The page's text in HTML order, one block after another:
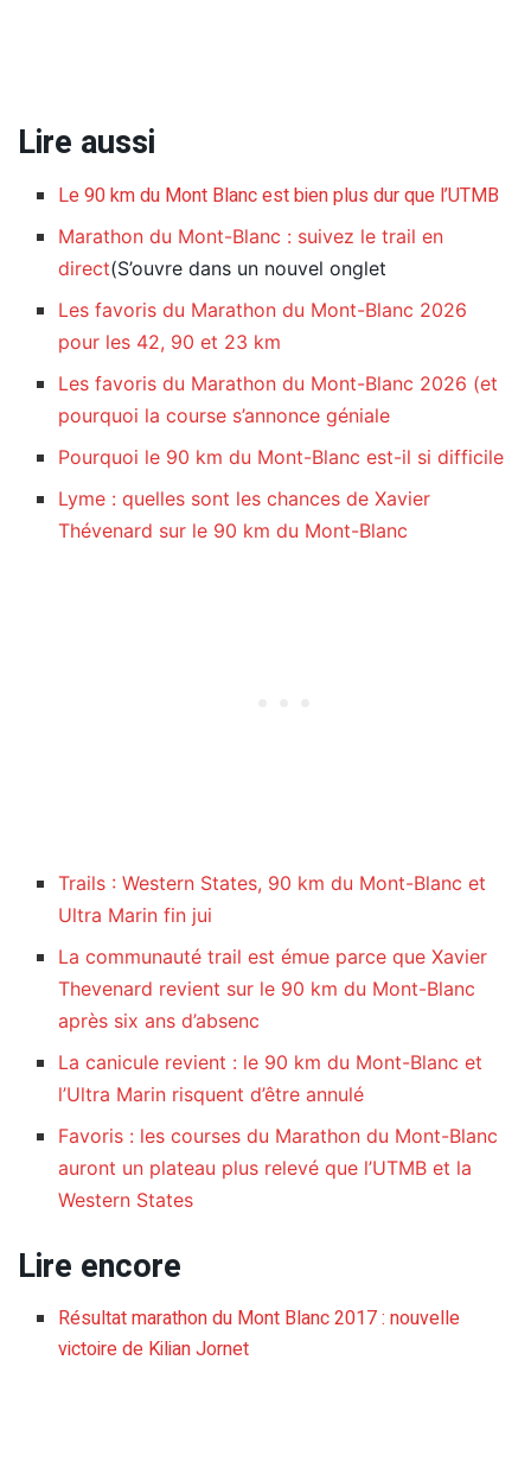
Lire aussi
Le 90 km du Mont Blanc est bien plus dur que l’UTMB
Marathon du Mont-Blanc : suivez le trail en
direct(S’ouvre dans un nouvel onglet
Les favoris du Marathon du Mont-Blanc 2026
pour les 42, 90 et 23 km
Les favoris du Marathon du Mont-Blanc 2026 (et
pourquoi la course s’annonce géniale
Pourquoi le 90 km du Mont-Blanc est-il si difficile
Lyme : quelles sont les chances de Xavier
Thévenard sur le 90 km du Mont-Blanc
Trails : Western States, 90 km du Mont-Blanc et
Ultra Marin fin jui
La communauté trail est émue parce que Xavier
Thevenard revient sur le 90 km du Mont-Blanc
après six ans d’absenc
La canicule revient : le 90 km du Mont-Blanc et
l’Ultra Marin risquent d’être annulé
Favoris : les courses du Marathon du Mont-Blanc
auront un plateau plus relevé que l’UTMB et la
Western States
Lire encore
Résultat marathon du Mont Blanc 2017 : nouvelle
victoire de Kilian Jornet